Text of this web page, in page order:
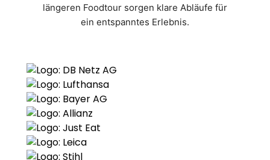
längeren Foodtour sorgen klare Abläufe für
ein entspanntes Erlebnis.